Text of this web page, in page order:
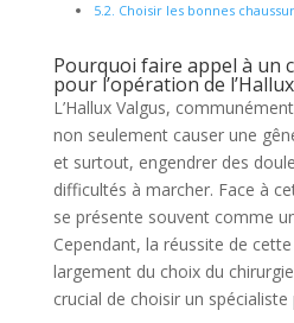
5.2. Choisir les bonnes
Pourquoi faire appel à un
pour l’opération de
L’Hallux Valgus,
non seulement causer une
et surtout, engendrer des
difficultés à marcher. Face à
se présente souvent comme
Cependant, la réussite de
largement du choix du
crucial de choisir un